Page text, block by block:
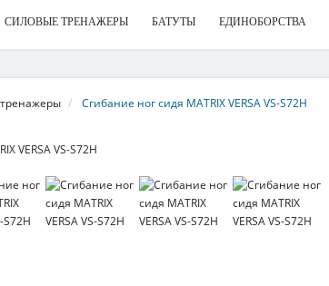
СИЛОВЫЕ ТРЕНАЖЕРЫ БАТУТЫ ЕДИНОБОРСТВА
Сгибание ног сидя MATRIX VERSA VS-S72H